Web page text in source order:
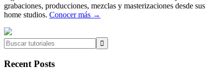
grabaciones, producciones, mezclas y masterizaciones desde sus
home studios. Conocer más →
Buscar
tutoriales
Recent Posts